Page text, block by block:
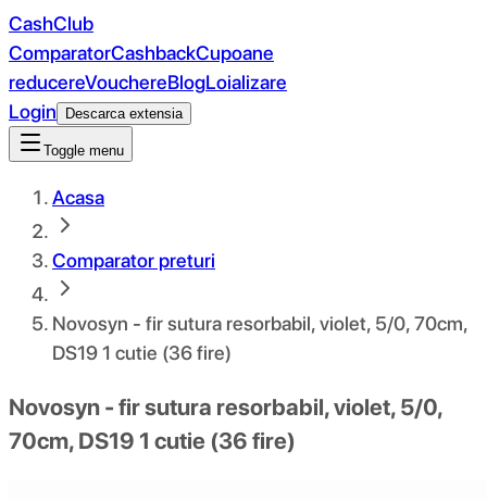
CashClub
ComparatorCashbackCupoane
reducereVouchereBlogLoializare
Login
Descarca extensia
Toggle menu
Acasa
Comparator preturi
Novosyn - fir sutura resorbabil, violet, 5/0, 70cm,
DS19 1 cutie (36 fire)
Novosyn - fir sutura resorbabil, violet, 5/0,
70cm, DS19 1 cutie (36 fire)